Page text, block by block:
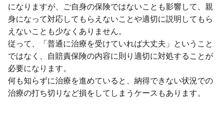
になりますが、ご⾃⾝の保険ではないことも影響して、親
⾝になって対応してもらえないことや適切に説明してもら
えないことも少なくありません。
従って、「普通に治療を受けていれば⼤丈夫」ということ
ではなく、⾃賠責保険の内容に則り適切に対処することが
必要になります。
何も知らずに治療を進めていると、納得できない状況での
治療の打ち切りなど損をしてしまうケースもあります。